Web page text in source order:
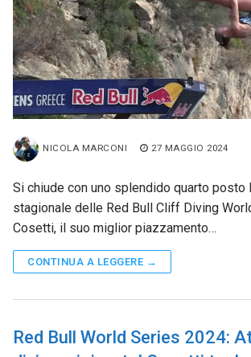
NICOLA MARCONI 27 MAGGIO 2024
Si chiude con uno splendido quarto posto
stagionale delle Red Bull Cliff Diving
Cosetti, il suo miglior piazzamento…
CONTINUA A LEGGERE →
Red Bull World Series 2024: